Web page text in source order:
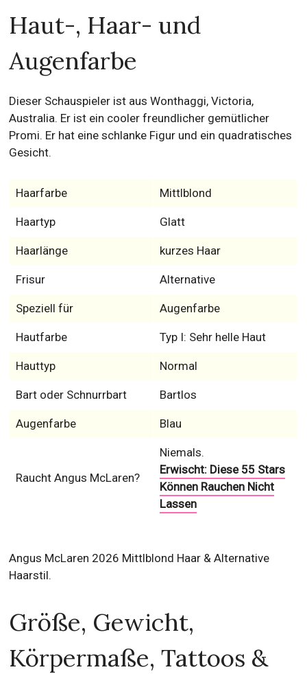
Haut-, Haar- und
Augenfarbe
Dieser Schauspieler ist aus Wonthaggi, Victoria,
Australia. Er ist ein cooler freundlicher gemütlicher
Promi. Er hat eine schlanke Figur und ein quadratisches
Gesicht.
Haarfarbe Mittlblond
Haartyp Glatt
Haarlänge kurzes Haar
Frisur Alternative
Speziell für Augenfarbe
Hautfarbe Typ I: Sehr helle Haut
Hauttyp Normal
Bart oder Schnurrbart Bartlos
Augenfarbe Blau
Raucht Angus McLaren?
Niemals.
Erwischt: Diese 55 Stars
Können Rauchen Nicht
Lassen
Angus McLaren 2026 Mittlblond Haar & Alternative
Haarstil.
Größe, Gewicht,
Körpermaße, Tattoos &